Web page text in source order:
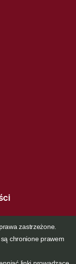
zastrzeżone.
chronione prawem